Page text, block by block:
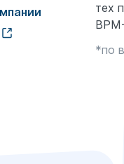
тех
*по